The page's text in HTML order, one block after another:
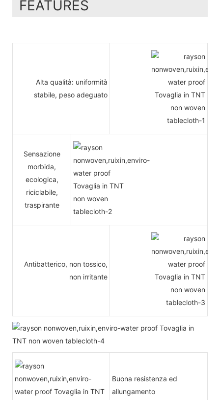
FEATURES
Alta qualità: uniformità
stabile, peso adeguato
Sensazione
morbida,
ecologica,
riciclabile,
traspirante
Antibatterico, non tossico,
non irritante
Buona resistenza ed
allungamento